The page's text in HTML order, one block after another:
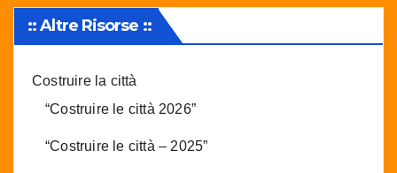
:: Altre Risorse ::
Costruire la città
“Costruire le città 2026”
“Costruire le città – 2025”